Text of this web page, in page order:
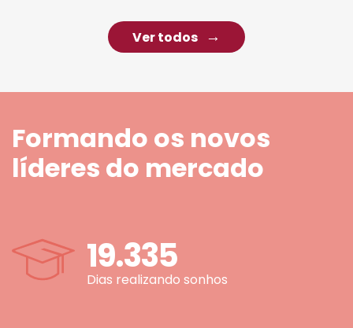
Ver todos
Formando os novos
líderes do mercado
19.335
Dias realizando sonhos